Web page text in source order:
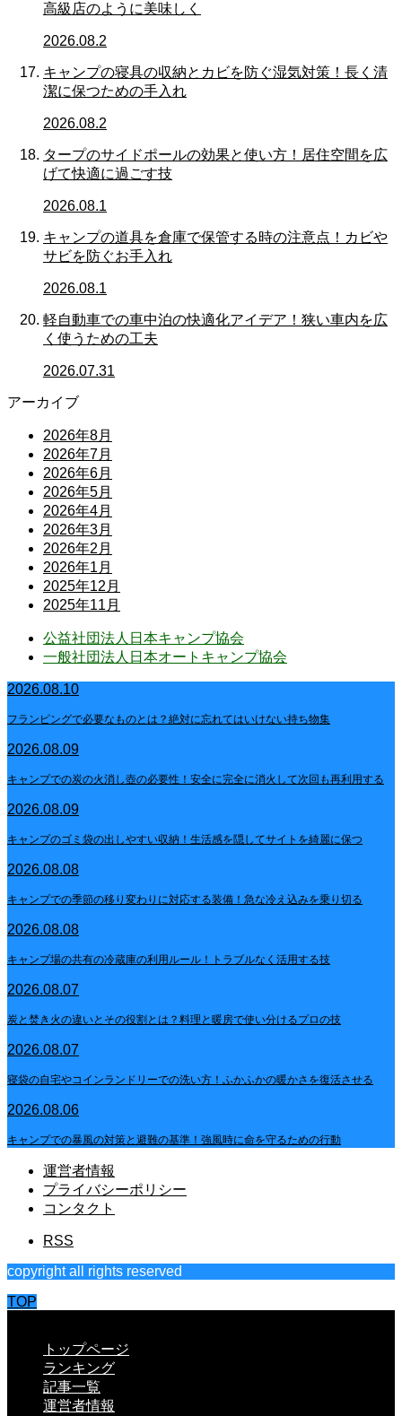
高級店のように美味しく
2026.08.2
キャンプの寝具の収納とカビを防ぐ湿気対策！長く清
潔に保つための手入れ
2026.08.2
タープのサイドポールの効果と使い方！居住空間を広
げて快適に過ごす技
2026.08.1
キャンプの道具を倉庫で保管する時の注意点！カビや
サビを防ぐお手入れ
2026.08.1
軽自動車での車中泊の快適化アイデア！狭い車内を広
く使うための工夫
2026.07.31
アーカイブ
2026年8月
2026年7月
2026年6月
2026年5月
2026年4月
2026年3月
2026年2月
2026年1月
2025年12月
2025年11月
公益社団法人日本キャンプ協会
一般社団法人日本オートキャンプ協会
2026.08.10
フランピングで必要なものとは？絶対に忘れてはいけない持ち物集
2026.08.09
キャンプでの炭の火消し壺の必要性！安全に完全に消火して次回も再利用する
2026.08.09
キャンプのゴミ袋の出しやすい収納！生活感を隠してサイトを綺麗に保つ
2026.08.08
キャンプでの季節の移り変わりに対応する装備！急な冷え込みを乗り切る
2026.08.08
キャンプ場の共有の冷蔵庫の利用ルール！トラブルなく活用する技
2026.08.07
炭と焚き火の違いとその役割とは？料理と暖房で使い分けるプロの技
2026.08.07
寝袋の自宅やコインランドリーでの洗い方！ふかふかの暖かさを復活させる
2026.08.06
キャンプでの暴風の対策と避難の基準！強風時に命を守るための行動
運営者情報
プライバシーポリシー
コンタクト
RSS
copyright all rights reserved
TOP
トップページ
ランキング
記事一覧
運営者情報